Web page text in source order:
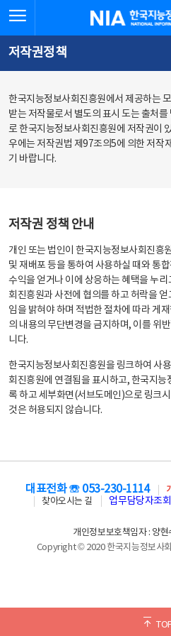
문
로
가
체
뉴
바
가
한국지능정보사회
저작권정책
한국지능정보사회진흥원에서 제공하는
받는 저작물로서 별도의 표시 도는 출처
로 한국지능정보사회진흥원에 저작권이
우에는 저작권법 제97조의5에 의한 저작
기 바랍니다.
저작권 정책 안내
개인 또는 법인이 한국지능정보사회진흥
및 재배포 등을 통하여 사용하실 때와 통
수익을 얻거나 이에 상응하는 혜택을 누
회진흥원과 사전에 협의를 하고 허락을
임을 밝혀야 하며 적법한 절차에 따라 게
의 내용의 무단변경을 금지하며, 이를 위
니다.
한국지능정보사회진흥원을 링크하여 사
회진흥원에 연결됨을 표시하고, 한국지
록 하고 세부화면(서브도메인)으로 링크
것은 허용되지 않습니다.
대표전화 ☏ 053-230-1114
찾아오시는 길
업무담당자조회
개인정보보호책임자 : 양
Copyright © 2020 한국지능정보사